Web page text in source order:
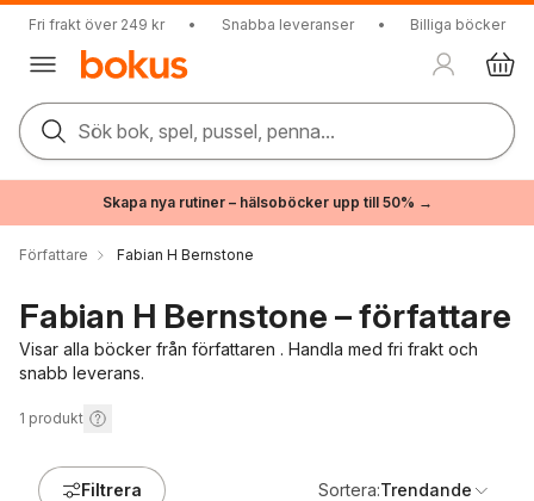
Fri frakt över 249 kr • Snabba leveranser • Billiga böcker
Sök bok, spel, pussel, penna...
Skapa nya rutiner – hälsoböcker upp till 50% →
Författare Fabian H Bernstone
Fabian H Bernstone – författare
Visar alla böcker från författaren . Handla med fri frakt och
snabb leverans.
1 produkt
Filtrera Sortera:Trendande